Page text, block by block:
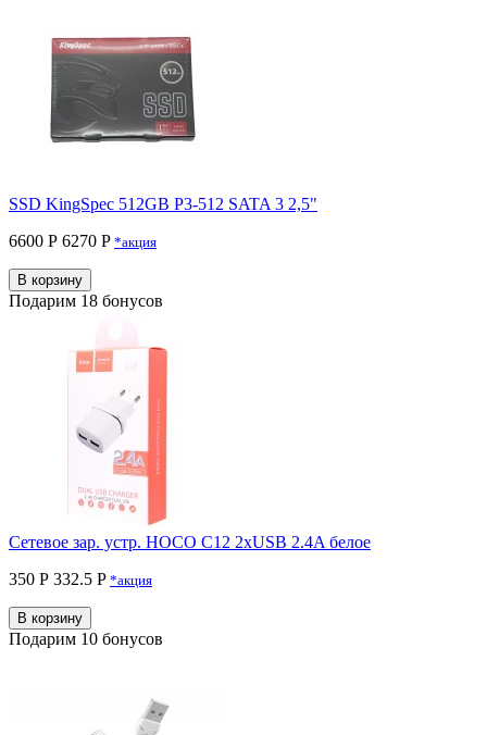
SSD KingSpec 512GB P3-512 SATA 3 2,5"
6600 Р 6270 P *акция
В корзину
Подарим 18 бонусов
Сетевое зар. устр. HOCO C12 2xUSB 2.4A белое
350 Р 332.5 P *акция
В корзину
Подарим 10 бонусов